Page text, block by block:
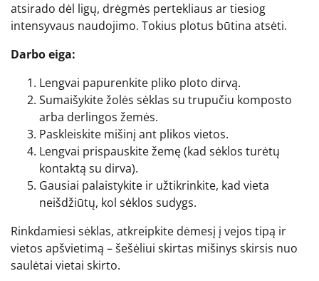
atsirado dėl ligų, drėgmės pertekliaus ar tiesiog
intensyvaus naudojimo. Tokius plotus būtina atsėti.
Darbo eiga:
Lengvai papurenkite pliko ploto dirvą.
Sumaišykite žolės sėklas su trupučiu komposto
arba derlingos žemės.
Paskleiskite mišinį ant plikos vietos.
Lengvai prispauskite žemę (kad sėklos turėtų
kontaktą su dirva).
Gausiai palaistykite ir užtikrinkite, kad vieta
neišdžiūtų, kol sėklos sudygs.
Rinkdamiesi sėklas, atkreipkite dėmesį į vejos tipą ir
vietos apšvietimą – šešėliui skirtas mišinys skirsis nuo
saulėtai vietai skirto.